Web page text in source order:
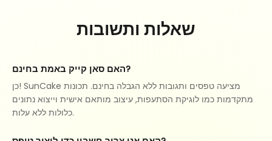
שאלות ותשובות
האם סאן קייק באמת בחינם?
כן! SunCake מציעה טפסים ותגובות ללא הגבלה בחינם. תכונות
מתקדמות כמו לוגיקת הסתעפות, עיצוב מותאם אישית וייצוא נתונים
כלולות ללא עלות.